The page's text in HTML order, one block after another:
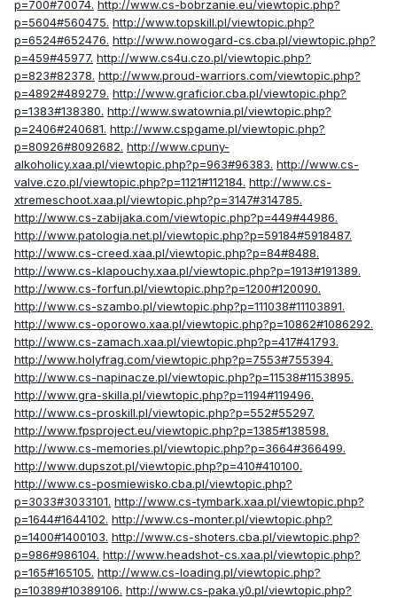
p=700#70074. http://www.cs-bobrzanie.eu/viewtopic.php?
p=5604#560475. http://www.topskill.pl/viewtopic.php?
p=6524#652476. http://www.nowogard-cs.cba.pl/viewtopic.php?
p=459#45977. http://www.cs4u.czo.pl/viewtopic.php?
p=823#82378. http://www.proud-warriors.com/viewtopic.php?
p=4892#489279. http://www.graficior.cba.pl/viewtopic.php?
p=1383#138380. http://www.swatownia.pl/viewtopic.php?
p=2406#240681. http://www.cspgame.pl/viewtopic.php?
p=80926#8092682. http://www.cpuny-
alkoholicy.xaa.pl/viewtopic.php?p=963#96383. http://www.cs-
valve.czo.pl/viewtopic.php?p=1121#112184. http://www.cs-
xtremeschoot.xaa.pl/viewtopic.php?p=3147#314785.
http://www.cs-zabijaka.com/viewtopic.php?p=449#44986.
http://www.patologia.net.pl/viewtopic.php?p=59184#5918487.
http://www.cs-creed.xaa.pl/viewtopic.php?p=84#8488.
http://www.cs-klapouchy.xaa.pl/viewtopic.php?p=1913#191389.
http://www.cs-forfun.pl/viewtopic.php?p=1200#120090.
http://www.cs-szambo.pl/viewtopic.php?p=111038#11103891.
http://www.cs-oporowo.xaa.pl/viewtopic.php?p=10862#1086292.
http://www.cs-zamach.xaa.pl/viewtopic.php?p=417#41793.
http://www.holyfrag.com/viewtopic.php?p=7553#755394.
http://www.cs-napinacze.pl/viewtopic.php?p=11538#1153895.
http://www.gra-skilla.pl/viewtopic.php?p=1194#119496.
http://www.cs-proskill.pl/viewtopic.php?p=552#55297.
http://www.fpsproject.eu/viewtopic.php?p=1385#138598.
http://www.cs-memories.pl/viewtopic.php?p=3664#366499.
http://www.dupszot.pl/viewtopic.php?p=410#410100.
http://www.cs-posmiewisko.cba.pl/viewtopic.php?
p=3033#3033101. http://www.cs-tymbark.xaa.pl/viewtopic.php?
p=1644#1644102. http://www.cs-monter.pl/viewtopic.php?
p=1400#1400103. http://www.cs-shoters.cba.pl/viewtopic.php?
p=986#986104. http://www.headshot-cs.xaa.pl/viewtopic.php?
p=165#165105. http://www.cs-loading.pl/viewtopic.php?
p=10389#10389106. http://www.cs-paka.y0.pl/viewtopic.php?